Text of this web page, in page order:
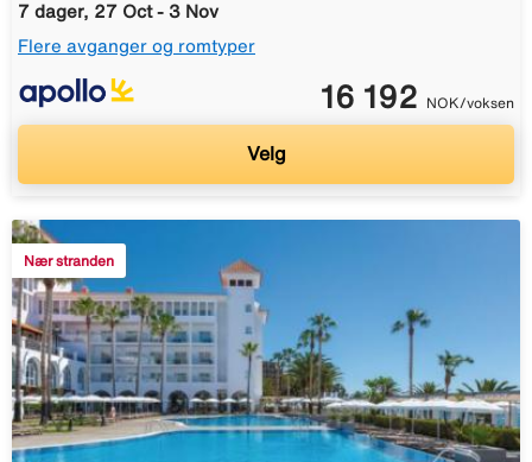
7 dager, 27 Oct - 3 Nov
Flere avganger og romtyper
16 192 NOK/voksen
Velg
Nær stranden